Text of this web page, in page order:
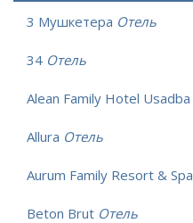
3 Мушкетера Отель
34 Отель
Alean Family Hotel Usadba
Allura Отель
Aurum Family Resort & Spa
Beton Brut Отель